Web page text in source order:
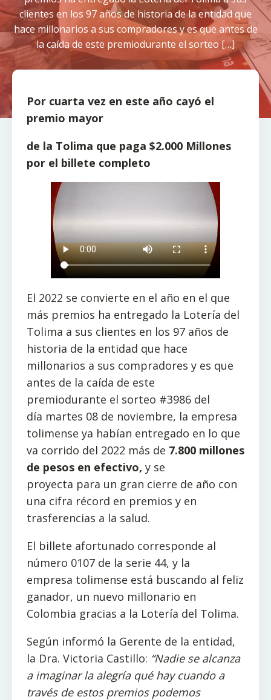
clientes en los 97 años de historia de la entidad que
hace millonarios a sus compradores y es que antes de
la caída de este premiodurante el sorteo […]
Por cuarta vez en este año cayó el
premio mayor
de la Tolima que paga $2.000 Millones
por el billete completo
El 2022 se convierte en el año en el que
más premios ha entregado la Lotería del
Tolima a sus clientes en los 97 años de
historia de la entidad que hace
millonarios a sus compradores y es que
antes de la caída de este
premiodurante el sorteo #3986 del
día martes 08 de noviembre, la empresa
tolimense ya habían entregado en lo que
va corrido del 2022 más de 7.800 millones
de pesos en efectivo, y se
proyecta para un gran cierre de año con
una cifra récord en premios y en
trasferencias a la salud.
El billete afortunado corresponde al
número 0107 de la serie 44, y la
empresa tolimense está buscando al feliz
ganador, un nuevo millonario en
Colombia gracias a la Lotería del Tolima.
Según informó la Gerente de la entidad,
la Dra. Victoria Castillo: “Nadie se alcanza
a imaginar la alegríaqué hay cuando a
través de estos premios podemos